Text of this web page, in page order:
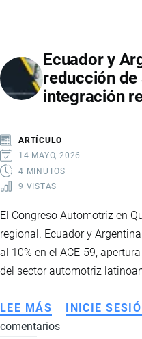
Y
COLOMBIA:
DIÁLOGO
EN
EL
COMERCIO
Ecuador y
reducción de
integración
ARTÍCULO
14 MAYO, 2026
4 MINUTOS
9 VISTAS
El Congreso Automotriz en
regional. Ecuador y
al 10% en el ACE-59,
del sector automotriz
LEE MÁS SOBRE
ECUADOR
INICIE
comentarios